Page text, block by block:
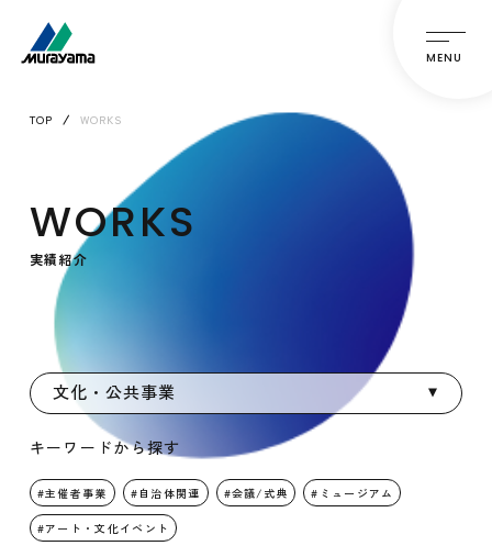
MENU
TOP WORKS
実績紹介
WORKS
文化・公共事業
キーワードから探す
主催者事業 自治体関連 会議/式典 ミュージアム
アート・文化イベント